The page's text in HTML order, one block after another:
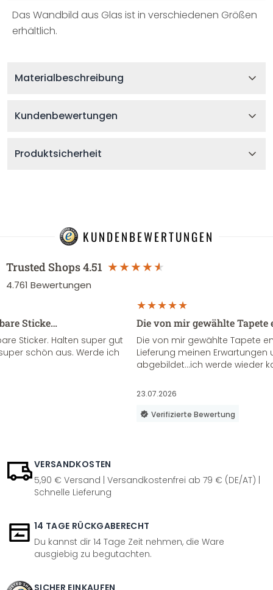
Das Wandbild aus Glas ist in verschiedenen Größen
erhältlich.
Materialbeschreibung
Kundenbewertungen
Produktsicherheit
KUNDENBEWERTUNGEN
Trusted Shops4.51
4.761 Bewertungen
Sticke…
Sticker. Halten super gut
schön aus. Werde ich
Die von mir gewählte
Die von mir gewählte Tapete
Lieferung meinen Erwartungen
abgebildet...ich werde wieder
23.07.2026
Verifizierte Bewertung
VERSANDKOSTEN
5,90 € Versand | Versandkostenfrei ab 79 € (DE/AT) |
Schnelle Lieferung
14 TAGE RÜCKGABERECHT
Du kannst dir 14 Tage Zeit nehmen, die Ware
ausgiebig zu begutachten.
SICHER EINKAUFEN